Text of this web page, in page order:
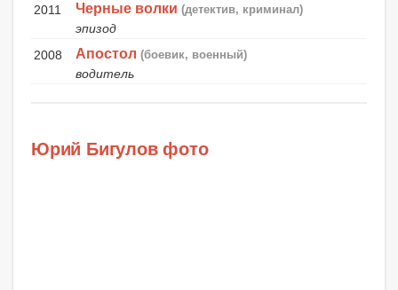
2011
Черные волки (детектив, криминал)
эпизод
2008
Апостол (боевик, военный)
водитель
Юрий Бигулов фото